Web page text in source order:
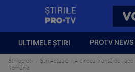
ULTIMELE ȘTIRI PROTV
Stirileprotv Știri Actuale
A cincea tranşă de
România